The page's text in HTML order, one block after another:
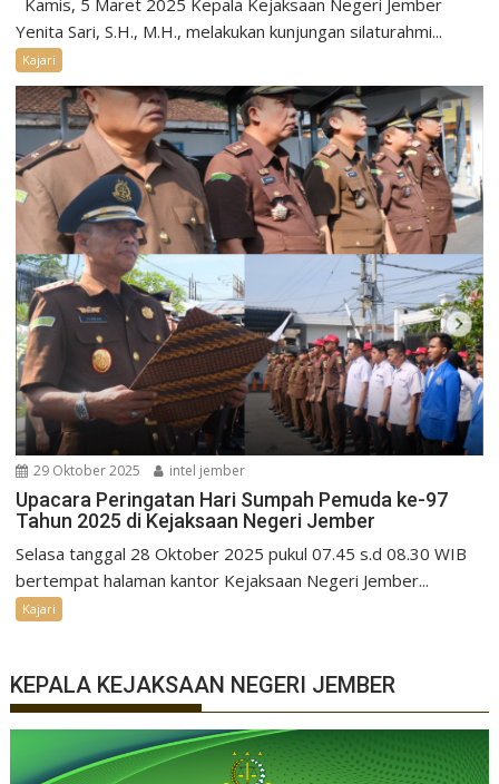
Kamis, 5 Maret 2025 Kepala Kejaksaan Negeri Jember
Yenita Sari, S.H., M.H., melakukan kunjungan silaturahmi...
Kajari
29 Oktober 2025 intel jember
Upacara Peringatan Hari Sumpah Pemuda ke-97
Tahun 2025 di Kejaksaan Negeri Jember
Selasa tanggal 28 Oktober 2025 pukul 07.45 s.d 08.30 WIB
bertempat halaman kantor Kejaksaan Negeri Jember...
Kajari
KEPALA KEJAKSAAN NEGERI JEMBER